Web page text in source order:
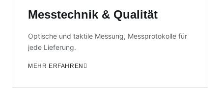
Messtechnik & Qualität
Optische und taktile Messung, Messprotokolle für
jede Lieferung.
MEHR ERFAHREN